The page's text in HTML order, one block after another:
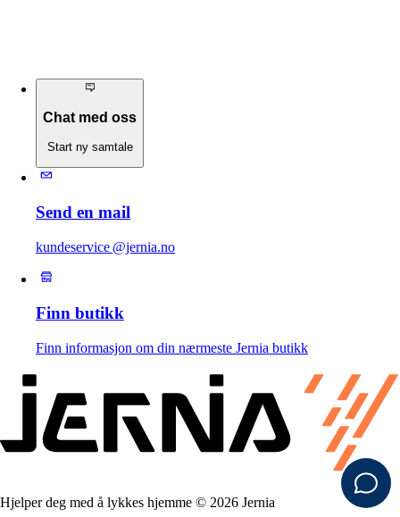
Chat med oss
Start ny samtale
Send en mail
kundeservice @jernia.no
Finn butikk
Finn informasjon om din nærmeste Jernia butikk
Hjelper deg med å lykkes hjemme © 2026 Jernia